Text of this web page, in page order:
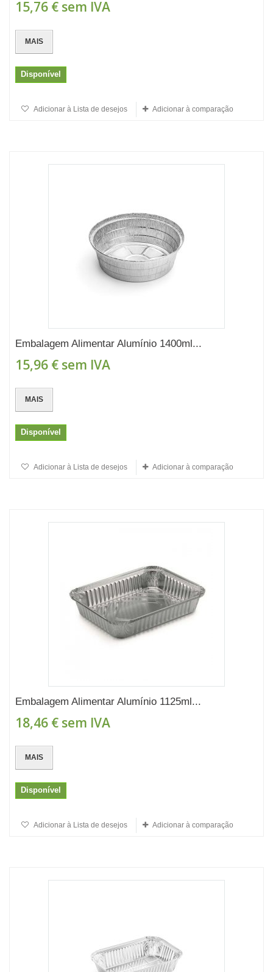
15,76 € sem IVA
MAIS
Disponível
Adicionar à Lista de desejos Adicionar à comparação
Embalagem Alimentar Alumínio 1400ml...
15,96 € sem IVA
MAIS
Disponível
Adicionar à Lista de desejos Adicionar à comparação
Embalagem Alimentar Alumínio 1125ml...
18,46 € sem IVA
MAIS
Disponível
Adicionar à Lista de desejos Adicionar à comparação